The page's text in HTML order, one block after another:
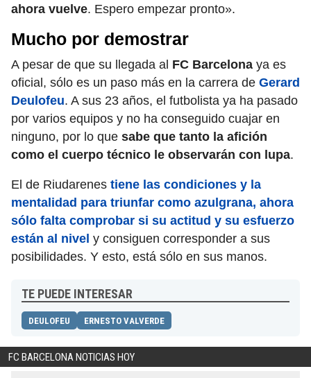
ahora vuelve. Espero empezar pronto».
Mucho por demostrar
A pesar de que su llegada al FC Barcelona ya es
oficial, sólo es un paso más en la carrera de Gerard
Deulofeu. A sus 23 años, el futbolista ya ha pasado
por varios equipos y no ha conseguido cuajar en
ninguno, por lo que sabe que tanto la afición
como el cuerpo técnico le observarán con lupa.
El de Riudarenes tiene las condiciones y la
mentalidad para triunfar como azulgrana, ahora
sólo falta comprobar si su actitud y su esfuerzo
están al nivel y consiguen corresponder a sus
posibilidades. Y esto, está sólo en sus manos.
TE PUEDE INTERESAR
DEULOFEU ERNESTO VALVERDE
FC BARCELONA NOTICIAS HOY